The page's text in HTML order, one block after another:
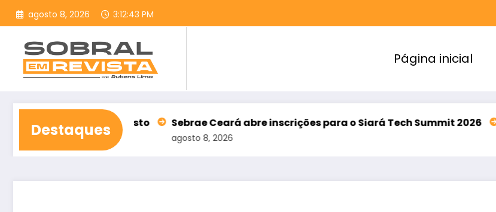
Pular
para
conteúdo
agosto 8, 2026 3:12:45 PM
Página inicial
Destaques
de agosto Sebrae Ceará abre inscrições para o Siará Tech Summit 2026
agosto 8, 2026
Edinardo